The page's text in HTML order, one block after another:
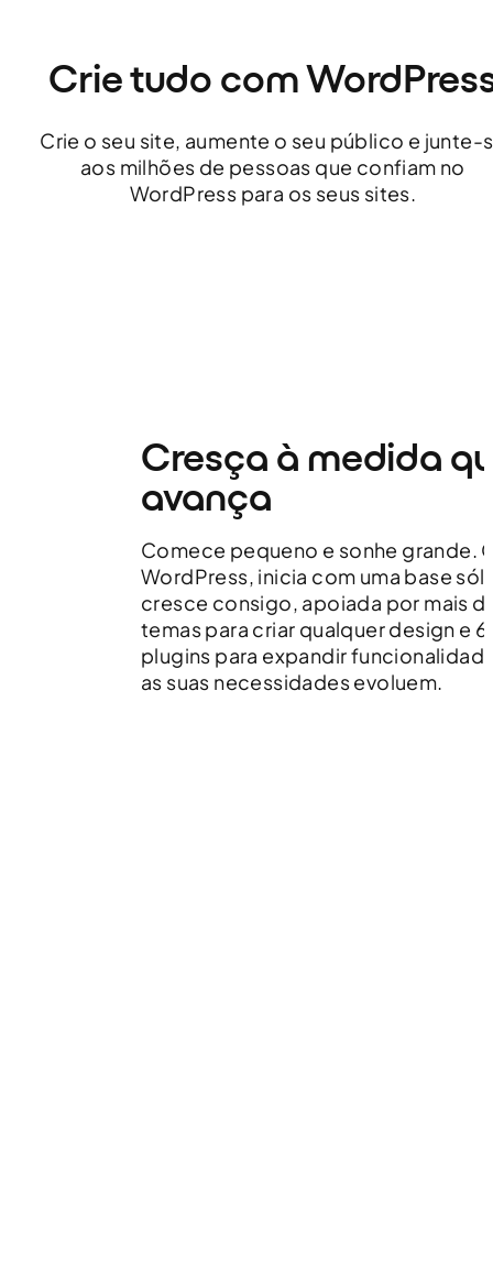
Crie tudo com
Crie o seu site, aumente o seu público e junte-
aos milhões de pessoas que confiam no
WordPress para os seus sites.
Cresça à medida
avança
Comece pequeno e sonhe grande.
WordPress, inicia com uma base
cresce consigo, apoiada por mais
temas para criar qualquer design e
plugins para expandir
as suas necessidades evoluem.